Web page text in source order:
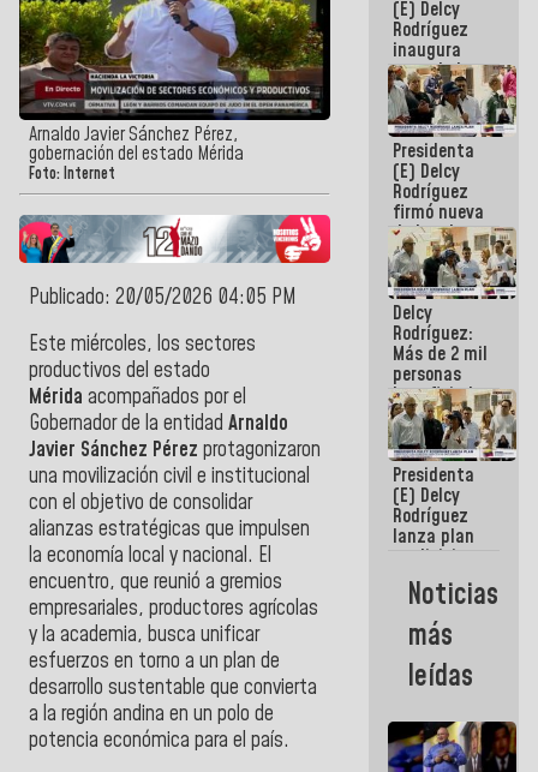
Arnaldo Javier Sánchez Pérez,
gobernación del estado Mérida
Foto: Internet
Publicado: 20/05/2026 04:05 PM
Este miércoles, los sectores
productivos del estado
Mérida acompañados por el
Gobernador de la entidad Arnaldo
Javier Sánchez Pérez protagonizaron
una movilización civil e institucional
con el objetivo de consolidar
alianzas estratégicas que impulsen
la economía local y nacional. El
encuentro, que reunió a gremios
empresariales, productores agrícolas
y la academia, busca unificar
esfuerzos en torno a un plan de
desarrollo sustentable que convierta
a la región andina en un polo de
potencia económica para el país.
(E) Delcy
Rodríguez
inaugura
casa de los
Abuelos
Primavera
en Caracas
Presidenta
(E) Delcy
Rodríguez
firmó nueva
de Ley de
Arrendamiento
aprobada
por la AN
Delcy
Rodríguez:
Más de 2 mil
personas
beneficiadas
con planes
para
atención de
emergencia
sísmica en
la última
semana
Presidenta
(E) Delcy
Rodríguez
lanza plan
crediticio
con subsidio
a Juntas de
Condominio
Noticias
más
leídas